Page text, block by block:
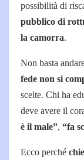
possibilità di
pubblico di
la camorra.
Non basta
fede non si
scelte. Chi ha
deve avere il
è il male”, “fa
Ecco perché